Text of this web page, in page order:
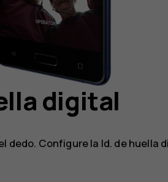
digital
dedo. Configure la Id. de huella